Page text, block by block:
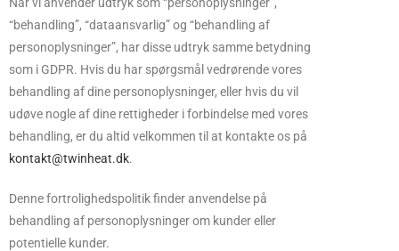
“behandling”, “dataansvarlig” og “behandling af
personoplysninger”, har disse udtryk samme betydning
som i GDPR. Hvis du har spørgsmål vedrørende vores
behandling af dine personoplysninger, eller hvis du vil
udøve nogle af dine rettigheder i forbindelse med vores
behandling, er du altid velkommen til at kontakte os på
kontakt@twinheat.dk.
Denne fortrolighedspolitik finder anvendelse på
behandling af personoplysninger om kunder eller
potentielle kunder.